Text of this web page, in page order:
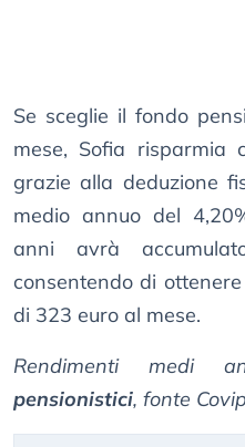
Se sceglie il fondo
mese, Sofia risparmia
grazie alla deduzione
medio annuo del
anni avrà
consentendo di
di 323 euro al mese.
Rendimenti medi
pensionistici, fonte